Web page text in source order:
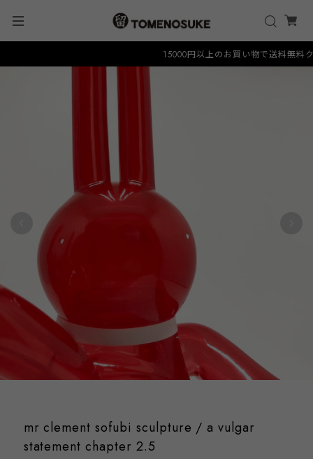
15000円以上のお買い物で送料無料ク
mr clement sofubi sculpture / a vulgar
statement chapter 2.5